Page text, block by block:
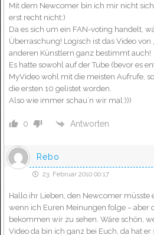
Mit dem Newcomer bin ich mir nicht
erst recht nicht:)
Da es sich um ein FAN-voting handelt,
Überraschung! Logisch ist das Video von
anderen Künstlern ganz bestimmt auch!
Es hatte sowohl auf der Tube (bevor es
MyVideo wohl mit die meisten Aufrufe,
die ersten 10 gelistet worden.
Also wie immer schau´n wir mal:)))
0 Antworten
Rebo
23. Februar 2010 00:17
Hallo ihr Lieben, den Newcomer
wenn ich Euren Meinungen folge – aber
bekommen wir zu sehen. Wäre schön,
Video da bin ich ganz bei Euch, da hat